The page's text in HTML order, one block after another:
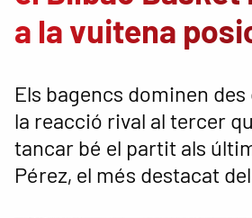
a la vuitena
Els bagencs dominen
la reacció rival al tercer
tancar bé el partit als
Pérez, el més destacat